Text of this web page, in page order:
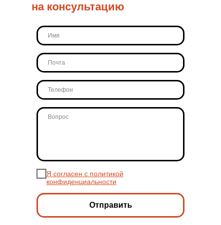
на консультацию
Я согласен с политикой
конфиденциальности
Отправить